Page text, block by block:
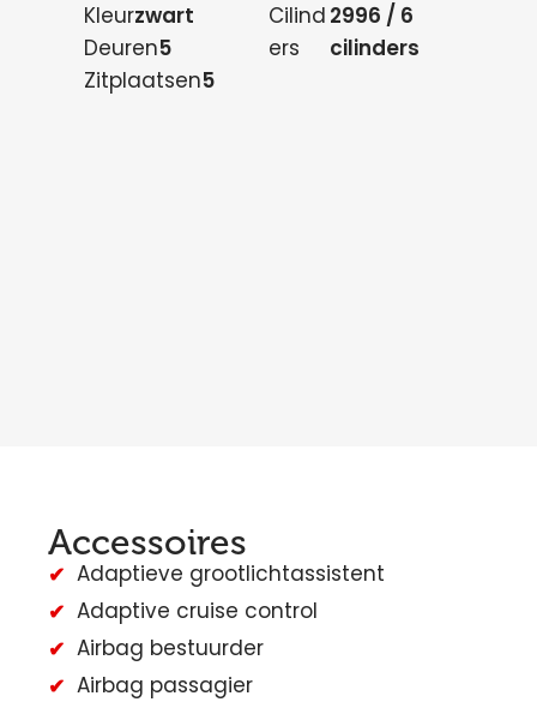
Kleurzwart
Deuren5
Zitplaatsen5
Cilind
ers
2996 / 6
cilinders
Accessoires
Adaptieve grootlichtassistent
Adaptive cruise control
Airbag bestuurder
Airbag passagier